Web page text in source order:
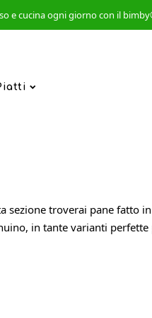
e cucina ogni giorno con il
sezione troverai pane fatto
in tante varianti perfette